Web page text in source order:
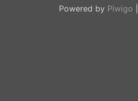
Powered by Piwigo